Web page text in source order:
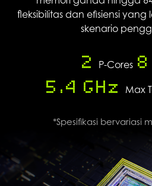
fleksibilitas dan efisiensi
skenario
2 P-Cores 8
5.4 GHz Max
*Spesifikasi bervariasi